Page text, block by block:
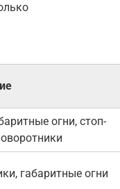
огни, стоп-
габаритные огни